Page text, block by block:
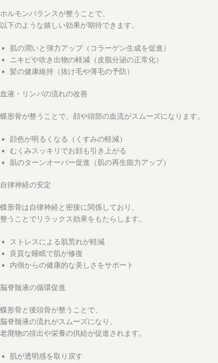
ホルモンバランスが整うことで、
以下のような嬉しい効果が期待できます。
肌の潤いと弾力アップ（コラーゲン生成を促進）
ニキビや吹き出物の軽減（皮脂分泌の正常化）
髪の健康維持（抜け毛や薄毛の予防）
血液・リンパの流れの改善
蝶形骨が整うことで、顔や頭部の血流がスムーズになります。
顔色が明るくなる（くすみの軽減）
むくみスッキリでお顔も引き上がる
肌のターンオーバー促進（肌の再生能力アップ）
自律神経の安定
蝶形骨は自律神経と密接に関係しており、
整うことでリラックス効果をもたらします。
ストレスによる肌荒れが軽減
良質な睡眠で肌が修復
内側からの健康的な美しさをサポート
脳脊髄液の循環促進
蝶形骨と後頭骨が整うことで、
脳脊髄液の流れがスムーズになり、
老廃物の排出や栄養の供給が促進されます。
肌が透明感を取り戻す